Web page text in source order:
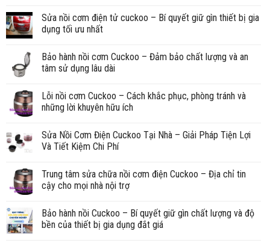
Sửa nồi cơm điện tử cuckoo – Bí quyết giữ gìn thiết bị gia
dụng tối ưu nhất
Bảo hành nồi cơm Cuckoo – Đảm bảo chất lượng và an
tâm sử dụng lâu dài
Lỗi nồi cơm Cuckoo – Cách khắc phục, phòng tránh và
những lời khuyên hữu ích
Sửa Nồi Cơm Điện Cuckoo Tại Nhà – Giải Pháp Tiện Lợi
Và Tiết Kiệm Chi Phí
Trung tâm sửa chữa nồi cơm điện Cuckoo – Địa chỉ tin
cậy cho mọi nhà nội trợ
Bảo hành nồi Cuckoo – Bí quyết giữ gìn chất lượng và độ
bền của thiết bị gia dụng đắt giá